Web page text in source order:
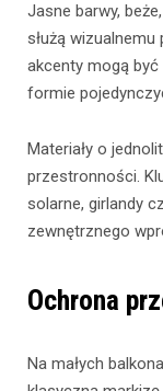
Jasne barwy,
służą
akcenty mogą
formie
Materiały o
przestronności.
solarne, girlandy
zewnętrznego
Ochrona
Na małych